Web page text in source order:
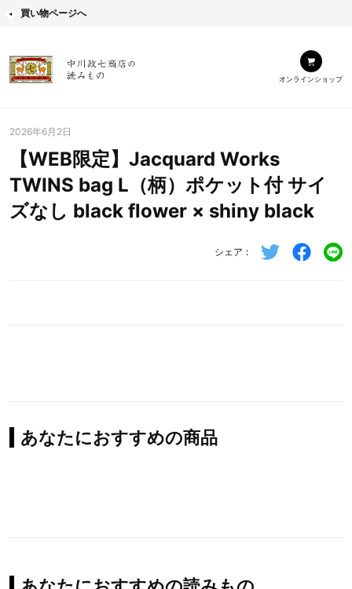
買い物ページへ
オンラインショップ
2026年6月2日
【WEB限定】Jacquard Works
TWINS bag L（柄）ポケット付 サイ
ズなし black flower × shiny black
シェア
あなたにおすすめの商品